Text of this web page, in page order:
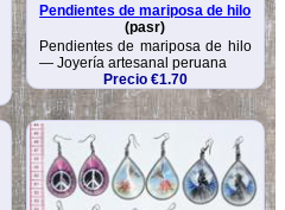
Pendientes de mariposa de hilo
(pasr)
Pendientes de mariposa de hilo
— Joyería artesanal peruana
Precio €1.70